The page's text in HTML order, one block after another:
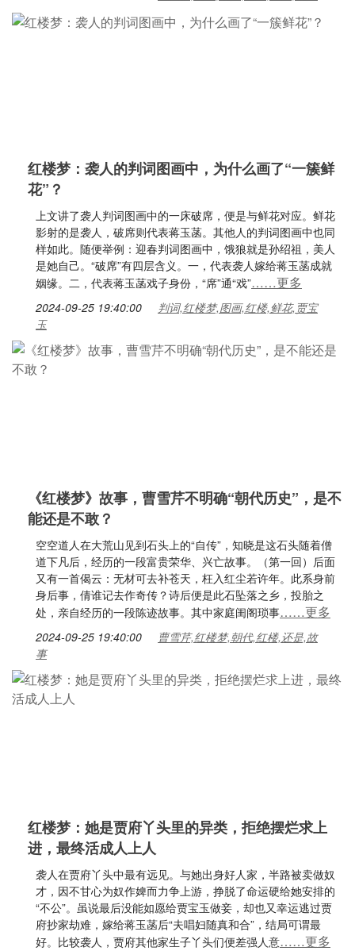
红楼梦：袭人的判词图画中，为什么画了“一簇鲜
花”？
上文讲了袭人判词图画中的一床破席，便是与鲜花对应。鲜花
影射的是袭人，破席则代表蒋玉菡。其他人的判词图画中也同
样如此。随便举例：迎春判词图画中，饿狼就是孙绍祖，美人
是她自己。“破席”有四层含义。一，代表袭人嫁给蒋玉菡成就
姻缘。二，代表蒋玉菡戏子身份，“席”通“戏”……更多
2024-09-25 19:40:00
判词,红楼梦,图画,红楼,鲜花,贾宝
玉
《红楼梦》故事，曹雪芹不明确“朝代历史”，是不
能还是不敢？
空空道人在大荒山见到石头上的“自传”，知晓是这石头随着僧
道下凡后，经历的一段富贵荣华、兴亡故事。（第一回）后面
又有一首偈云：无材可去补苍天，枉入红尘若许年。此系身前
身后事，倩谁记去作奇传？诗后便是此石坠落之乡，投胎之
处，亲自经历的一段陈迹故事。其中家庭闺阁琐事……更多
2024-09-25 19:40:00
曹雪芹,红楼梦,朝代,红楼,还是,故
事
红楼梦：她是贾府丫头里的异类，拒绝摆烂求上
进，最终活成人上人
袭人在贾府丫头中最有远见。与她出身好人家，半路被卖做奴
才，因不甘心为奴作婢而力争上游，挣脱了命运硬给她安排的
“不公”。虽说最后没能如愿给贾宝玉做妾，却也又幸运逃过贾
府抄家劫难，嫁给蒋玉菡后“夫唱妇随真和合”，结局可谓最
好。比较袭人，贾府其他家生子丫头们便差强人意……更多